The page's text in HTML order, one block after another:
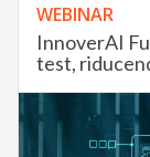
WEBINAR
InnoverAI
test,